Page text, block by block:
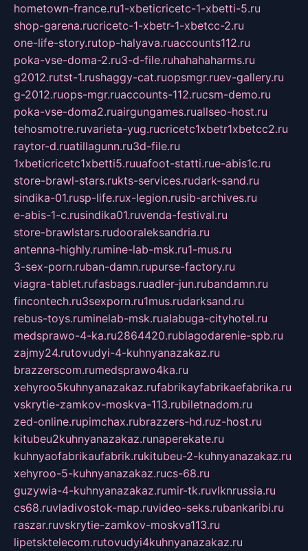
hometown-france.ru1-xbeticricetc-1-xbetti-5.ru
shop-garena.rucricetc-1-xbetr-1-xbetcc-2.ru
one-life-story.rutop-halyava.ruaccounts112.ru
poka-vse-doma-2.ru3-d-file.ruhahahaharms.ru
g2012.rutst-1.rushaggy-cat.ruopsmgr.ruev-gallery.ru
g-2012.ruops-mgr.ruaccounts-112.rucsm-demo.ru
poka-vse-doma2.ruairgungames.ruallseo-host.ru
tehosmotre.ruvarieta-yug.rucricetc1xbetr1xbetcc2.ru
raytor-d.ruatillagunn.ru3d-file.ru
1xbeticricetc1xbetti5.ruuafoot-statti.rue-abis1c.ru
store-brawl-stars.rukts-services.rudark-sand.ru
sindika-01.rusp-life.rux-legion.rusib-archives.ru
e-abis-1-c.rusindika01.ruvenda-festival.ru
store-brawlstars.rudooraleksandria.ru
antenna-highly.rumine-lab-msk.ru1-mus.ru
3-sex-porn.ruban-damn.rupurse-factory.ru
viagra-tablet.rufasbags.ruadler-jun.rubandamn.ru
fincontech.ru3sexporn.ru1mus.rudarksand.ru
rebus-toys.ruminelab-msk.rualabuga-cityhotel.ru
medsprawo-4-ka.ru2864420.rublagodarenie-spb.ru
zajmy24.rutovudyi-4-kuhnyanazakaz.ru
brazzerscom.rumedsprawo4ka.ru
xehyroo5kuhnyanazakaz.rufabrikayfabrikaefabrika.ru
vskrytie-zamkov-moskva-113.rubiletnadom.ru
zed-online.rupimchax.rubrazzers-hd.ruz-host.ru
kitubeu2kuhnyanazakaz.runaperekate.ru
kuhnyaofabrikaufabrik.rukitubeu-2-kuhnyanazakaz.ru
xehyroo-5-kuhnyanazakaz.rucs-68.ru
guzywia-4-kuhnyanazakaz.rumir-tk.ruvlknrussia.ru
cs68.ruvladivostok-map.ruvideo-seks.rubankaribi.ru
raszar.ruvskrytie-zamkov-moskva113.ru
lipetsktelecom.rutovudyi4kuhnyanazakaz.ru